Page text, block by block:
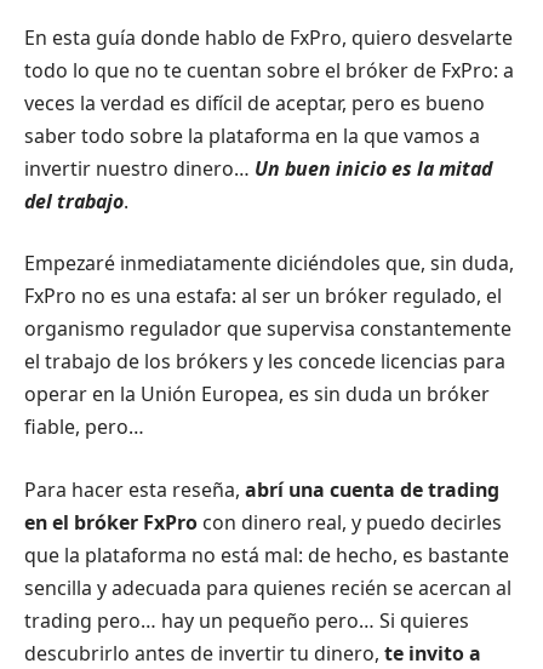
En esta guía donde hablo de FxPro, quiero desvelarte
todo lo que no te cuentan sobre el bróker de FxPro: a
veces la verdad es difícil de aceptar, pero es bueno
saber todo sobre la plataforma en la que vamos a
invertir nuestro dinero… Un buen inicio es la mitad
del trabajo.
Empezaré inmediatamente diciéndoles que, sin duda,
FxPro no es una estafa: al ser un bróker regulado, el
organismo regulador que supervisa constantemente
el trabajo de los brókers y les concede licencias para
operar en la Unión Europea, es sin duda un bróker
fiable, pero…
Para hacer esta reseña, abrí una cuenta de trading
en el bróker FxPro con dinero real, y puedo decirles
que la plataforma no está mal: de hecho, es bastante
sencilla y adecuada para quienes recién se acercan al
trading pero… hay un pequeño pero… Si quieres
descubrirlo antes de invertir tu dinero, te invito a